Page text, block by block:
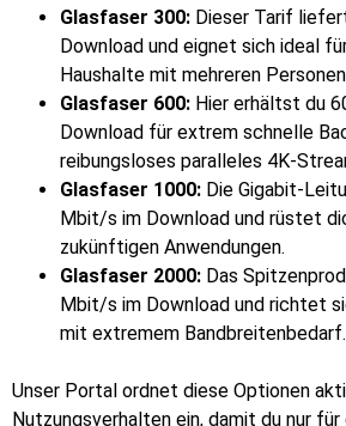
Glasfaser 300: Dieser Tarif
Download und eignet sich ideal
Haushalte mit mehreren
Glasfaser 600: Hier erhältst du
Download für extrem schnelle
reibungsloses paralleles 4K-
Glasfaser 1000: Die Gigabit-
Mbit/s im Download und rüstet
zukünftigen Anwendungen.
Glasfaser 2000: Das
Mbit/s im Download und richtet
mit extremem Bandbreitenbedarf.
Unser Portal ordnet diese Optionen
Nutzungsverhalten ein, damit du nur